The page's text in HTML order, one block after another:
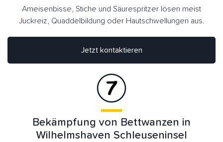
Jetzt kontaktieren
Ameisenbisse, Stiche und Säurespritzer lösen meist
Juckreiz, Quaddelbildung oder Hautschwellungen aus.
Bekämpfung von Bettwanzen in
Wilhelmshaven Schleuseninsel